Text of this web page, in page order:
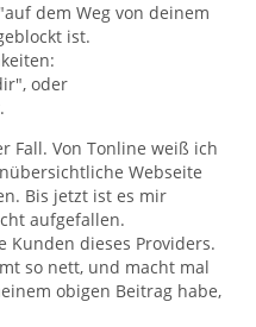
dem Weg von deinem
ist.
oder
Fall. Von Tonline weiß ich
Webseite
Bis jetzt ist es mir
aufgefallen.
Kunden dieses Providers.
so nett, und macht mal
obigen Beitrag habe,